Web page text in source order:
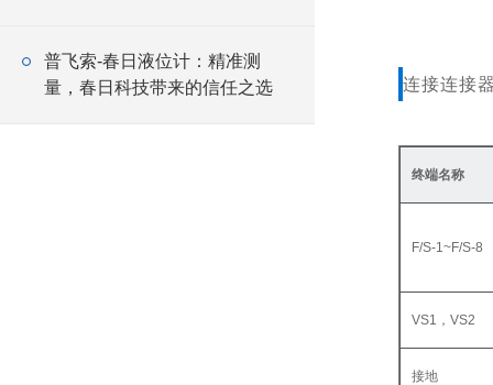
普飞索-春日液位计：精准测
量，春日科技带来的信任之选
连接连接
终端名称
F/S-1~F/S-8
VS1，VS2
接地